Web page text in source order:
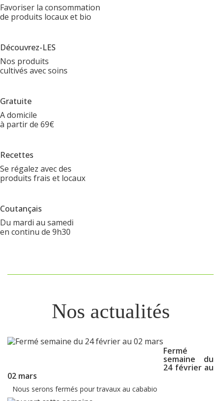
Favoriser la consommation
de produits locaux et bio
Découvrez-LES
Nos produits
cultivés avec soins
Gratuite
A domicile
à partir de 69€
Recettes
Se régalez avec des
produits frais et locaux
Coutançais
Du mardi au samedi
en continu de 9h30
Nos actualités
Fermé
semaine du
24 février au
02 mars
Nous serons fermés pour travaux au cababio